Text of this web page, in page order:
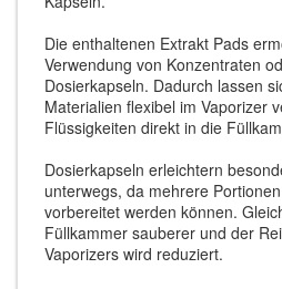
Die enthaltenen Extrakt Pads
Verwendung von Konzentraten
Dosierkapseln. Dadurch lassen
Materialien flexibel im Vaporizer
Flüssigkeiten direkt in die
Dosierkapseln erleichtern
unterwegs, da mehrere
vorbereitet werden können.
Füllkammer sauberer und der
Vaporizers wird reduziert.